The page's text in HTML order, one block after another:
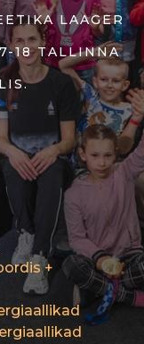
LAAGER
18 TALLINNA
+